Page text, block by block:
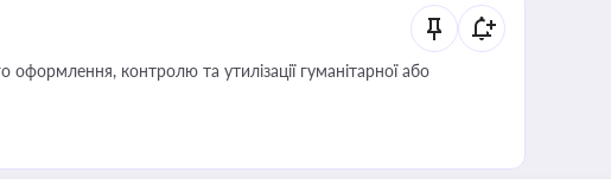
контролю та утилізації гуманітарної або